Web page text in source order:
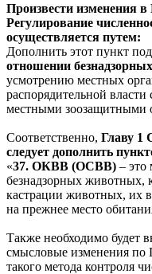
Произвести изменения в
Регулирование
осуществляется путем:
Дополнить этот пункт
отношении
усмотрению местных
распорядительной
местными зоозащитными
Соответственно, Главу 1
следует дополнить
«37. ОКВВ (ОСВВ) – это
безнадзорных животных,
кастрации животных, их
на прежнее место
Также необходимо будет
смысловые изменения по
такого метода контроля